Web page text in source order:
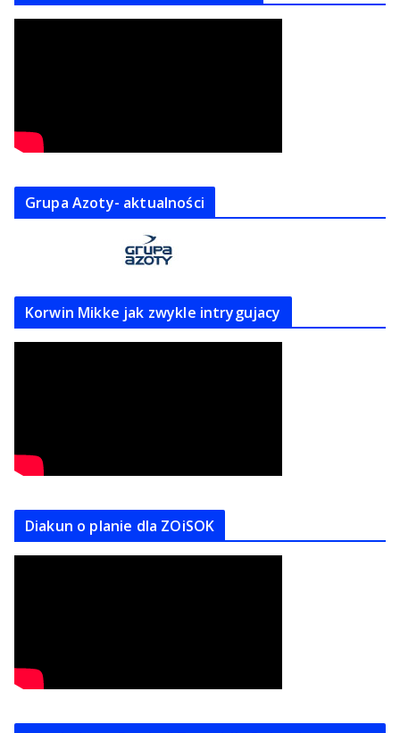
Grupa Azoty- aktualności
Korwin Mikke jak zwykle intrygujacy
Diakun o planie dla ZOiSOK